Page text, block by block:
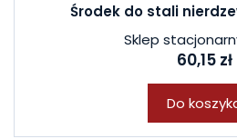
Środek do stali
Sklep
60,15 zł
Do